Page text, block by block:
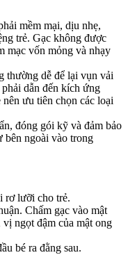
mềm mại, dịu nhẹ,
trẻ. Gạc không được
mạc vốn mỏng và nhạy
thường dễ để lại vụn vải
dẫn đến kích ứng
ưu tiên chọn các loại
đóng gói kỹ và đảm bảo
bên ngoài vào trong
rơ lưỡi cho trẻ.
Chấm gạc vào mật
ngọt đậm của mật ong
bé ra đằng sau.